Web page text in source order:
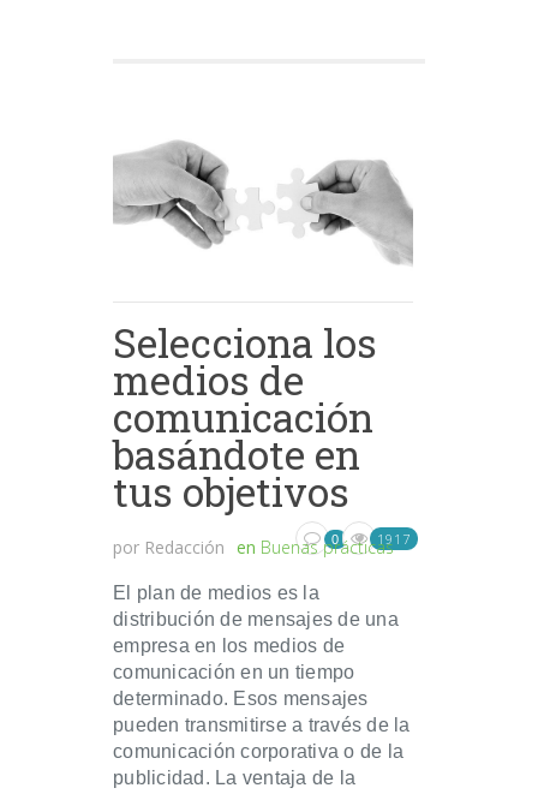
Selecciona los
medios de
comunicación
basándote en
tus objetivos
por Redacción en Buenas prácticas
0 1917
El plan de medios es la
distribución de mensajes de una
empresa en los medios de
comunicación en un tiempo
determinado. Esos mensajes
pueden transmitirse a través de la
comunicación corporativa o de la
publicidad. La ventaja de la